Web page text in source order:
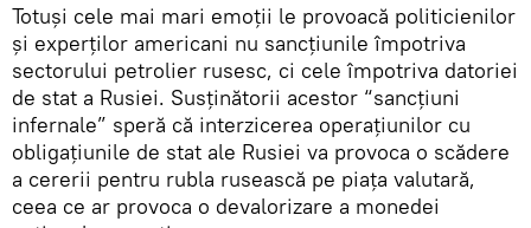
Totuși cele mai mari emoții le provoacă politicienilor
și experților americani nu sancțiunile împotriva
sectorului petrolier rusesc, ci cele împotriva datoriei
de stat a Rusiei. Susținătorii acestor “sancțiuni
infernale” speră că interzicerea operațiunilor cu
obligațiunile de stat ale Rusiei va provoca o scădere
a cererii pentru rubla rusească pe piața valutară,
ceea ce ar provoca o devalorizare a monedei